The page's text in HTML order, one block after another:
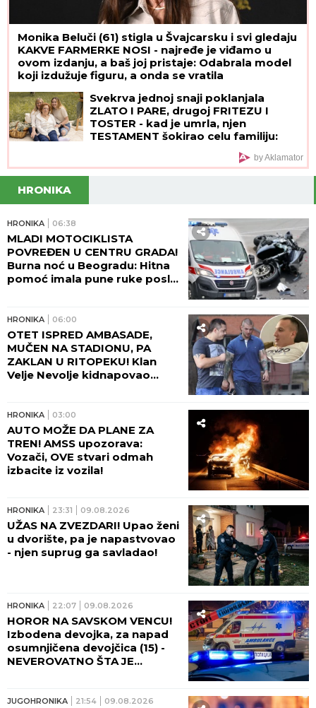
Monika Beluči (61) stigla u Švajcarsku i svi gledaju
KAKVE FARMERKE NOSI - najređe je viđamo u
ovom izdanju, a baš joj pristaje: Odabrala model
koji izdužuje figuru, a onda se vratila
Svekrva jednoj snaji poklanjala
ZLATO I PARE, drugoj FRITEZU I
TOSTER - kad je umrla, njen
TESTAMENT šokirao celu familiju:
"Čista joj kuću, kuvala za nju, u
by Aklamator
HRONIKA
HRONIKA 06:38
MLADI MOTOCIKLISTA
POVREĐEN U CENTRU GRADA!
Burna noć u Beogradu: Hitna
pomoć imala pune ruke posla
HRONIKA 06:00
OTET ISPRED AMBASADE,
MUČEN NA STADIONU, PA
ZAKLAN U RITOPEKU! Klan
Velje Nevolje kidnapovao
"ZEMUNCI" NISU RADILI!
HRONIKA 03:00
AUTO MOŽE DA PLANE ZA
TREN! AMSS upozorava:
Vozači, OVE stvari odmah
izbacite iz vozila!
HRONIKA 23:31 09.08.2026
UŽAS NA ZVEZDARI! Upao ženi
u dvorište, pa je napastvovao
- njen suprug ga savladao!
HRONIKA 22:07 09.08.2026
HOROR NA SAVSKOM VENCU!
Izbodena devojka, za napad
osumnjičena devojčica (15) -
NEVEROVATNO ŠTA JE
JUGOHRONIKA 21:54 09.08.2026